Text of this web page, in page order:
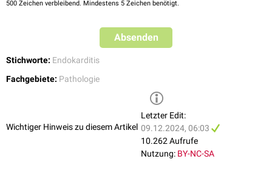
500 Zeichen verbleibend. Mindestens 5 Zeichen benötigt.
Absenden
Stichworte: Endokarditis
Fachgebiete: Pathologie
Wichtiger Hinweis zu diesem Artikel
Letzter Edit:
09.12.2024, 06:03
10.262 Aufrufe
Nutzung: BY-NC-SA